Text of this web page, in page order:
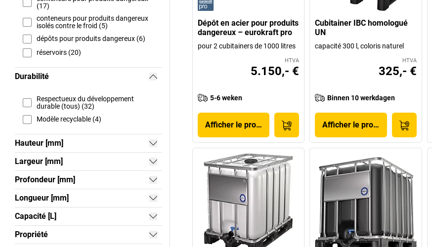
(17)
conteneurs pour produits dangereux
isolés contre le froid (5)
dépôts pour produits dangereux (6)
réservoirs (20)
Durabilité
Respectueux du développement
durable (tous) (32)
Modèle recyclable (4)
Hauteur [mm]
Largeur [mm]
Profondeur [mm]
Longueur [mm]
Capacité [L]
Propriété
Dépôt en acier pour produits
dangereux – eurokraft pro
pour 2 cubitainers de 1000 litres
HTVA
5.150,- €
5-6 weken
Afficher le produit
Cubitainer IBC homologué
UN
capacité 300 l, coloris naturel
HTVA
325,- €
Binnen 10 werkdagen
Afficher le produit